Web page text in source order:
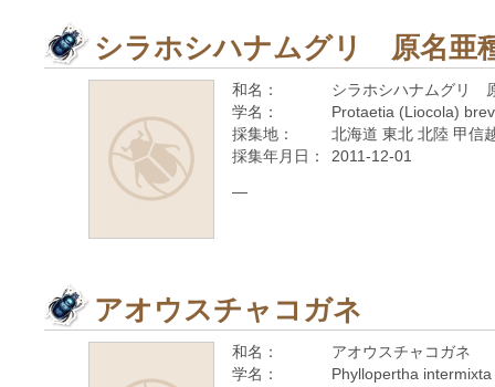
シラホシハナムグリ 原名亜
和名：
シラホシハナムグリ
学名：
Protaetia (Liocola)
採集地：
北海道 東北 北陸 甲信
採集年月日：
2011-12-01
—
アオウスチャコガネ
和名：
アオウスチャコガネ
学名：
Phyllopertha